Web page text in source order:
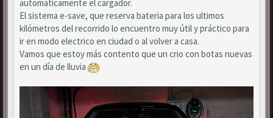
automaticamente el cargador.
El sistema e-save, que reserva bateria para los ultimos
kilómetros del recorrido lo encuentro muy útil y práctico para
ir en modo electrico en ciudad o al volver a casa.
Vamos que estoy más contento que un crio con botas nuevas
en un día de lluvia